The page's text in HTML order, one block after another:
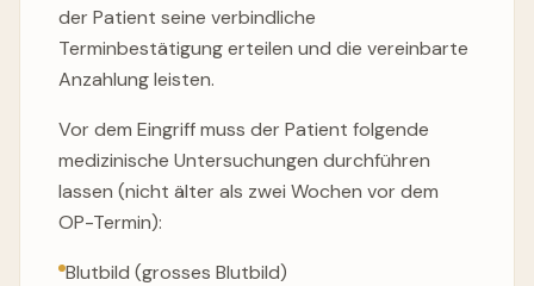
der Patient seine verbindliche
Terminbestätigung erteilen und die vereinbarte
Anzahlung leisten.
Vor dem Eingriff muss der Patient folgende
medizinische Untersuchungen durchführen
lassen (nicht älter als zwei Wochen vor dem
OP-Termin):
Blutbild (grosses Blutbild)